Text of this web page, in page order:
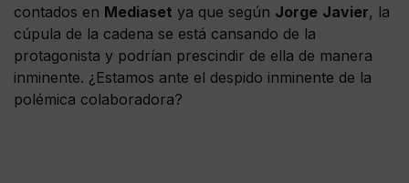
contados en Mediaset ya que según Jorge Javier, la
cúpula de la cadena se está cansando de la
protagonista y podrían prescindir de ella de manera
inminente. ¿Estamos ante el despido inminente de la
polémica colaboradora?